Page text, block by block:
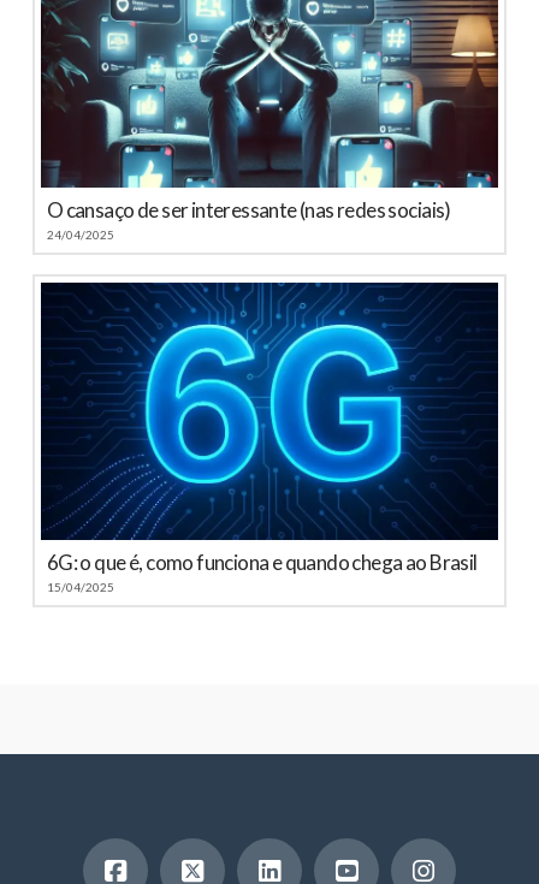
O cansaço de ser interessante (nas redes sociais)
24/04/2025
6G: o que é, como funciona e quando chega ao Brasil
15/04/2025